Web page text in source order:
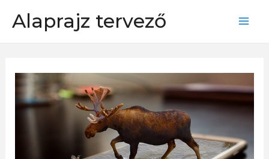
Alaprajz tervező